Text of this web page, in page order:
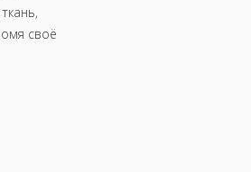
своё